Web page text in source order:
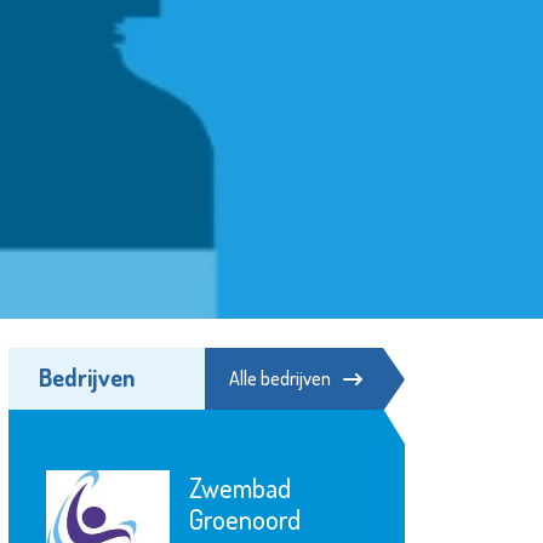
Bedrijven Alle bedrijven
Zwembad
Groenoord